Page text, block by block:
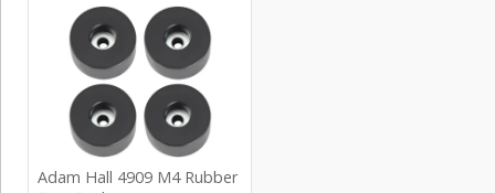
Rubber
Adam Hall 4909 M4 Rubber